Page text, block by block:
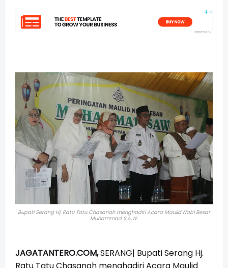
Bupati Serang Hj. Ratu Tatu Chasanah menghadiri Acara Maulid Nabi Besar
Muhammad S.A.W.
JAGATANTERO.COM,SERANG| Bupati Serang Hj.